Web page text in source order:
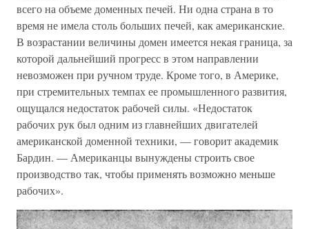
всего на объеме доменных печей. Ни одна страна в то
время не имела столь больших печей, как американские.
В возрастании величины домен имеется некая граница, за
которой дальнейший прогресс в этом направлении
невозможен при ручном труде. Кроме того, в Америке,
при стремительных темпах ее промышленного развития,
ощущался недостаток рабочей силы. «Недостаток
рабочих рук был одним из главнейших двигателей
американской доменной техники, — говорит академик
Бардин. — Американцы вынуждены строить свое
производство так, чтобы применять возможно меньше
рабочих».